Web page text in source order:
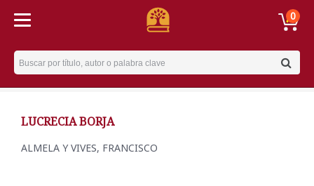
0
Username
LUCRECIA BORJA
ALMELA Y VIVES, FRANCISCO